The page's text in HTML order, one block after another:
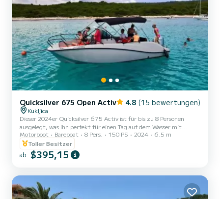
Quicksilver 675 Open Activ 4.8 (15 bewertungen)
Kukljica
Dieser 2024er Quicksilver 675 Activ ist für bis zu 8 Personen
ausgelegt, was ihn perfekt für einen Tag auf dem Wasser mit
Freunden oder Familie macht. Angetrieben von einem robusten
150-PS-Motor bietet das Motorboot ein reibungsloses und
zuverlässiges Fahrerlebnis. Die Navigation wird durch einen
externen GPS-Plotter vereinfacht, der es Ihnen ermöglicht,
Bimini ausreichend Schatten und erhöht den Komfort an Bord. Das
Boot ist auch m...
Motorboot Bareboat 8 Pers. 150 PS 2024
6.5 m
Toller Besitzer
ab $395,15